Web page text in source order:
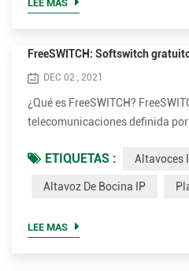
LEE MAS
FreeSWITCH: Softswitch
DEC 02 , 2021
¿Qué es FreeSWITCH?
telecomunicaciones definida
telecomunicaciones patentados
software versátil que se ejecuta
telecomunicaciones de
ETIQUETAS : Altavoces
Altavoz De Bocina IP
LEE MAS